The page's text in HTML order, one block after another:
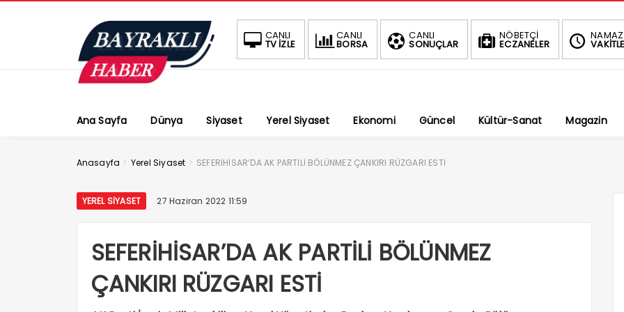
CANLI
TV İZLE
CANLI
BORSA
CANLI
SONUÇLAR
NÖBETÇİ
ECZANELER
NAMAZ
BIST
-0.13% 1.688,43
DOLAR
% 47,6998
Ana Sayfa Dünya Siyaset Yerel Siyaset Ekonomi Güncel Kültür-Sanat Magazin
Anasayfa > Yerel Siyaset > SEFERİHİSAR’DA AK PARTİLİ BÖLÜNMEZ ÇANKIRI RÜZGARI ESTİ
YEREL SIYASET 27 Haziran 2022 11:59
SEFERİHİSAR’DA AK PARTİLİ BÖLÜNMEZ
ÇANKIRI RÜZGARI ESTİ